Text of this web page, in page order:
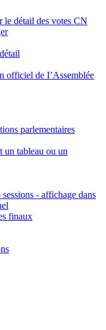
le détail des votes CN
officiel de I’Assemblée
parlementaires
un tableau ou un
sessions - affichage dans
finaux